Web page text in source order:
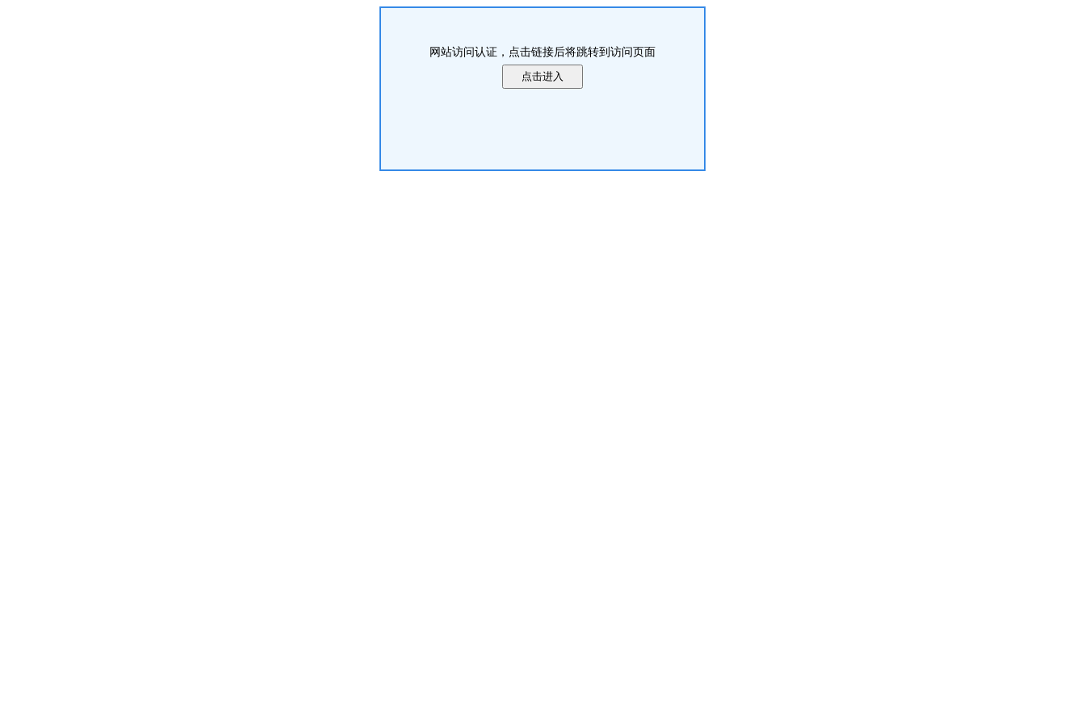
网站访问认证，点击链接后将跳转到访问页面